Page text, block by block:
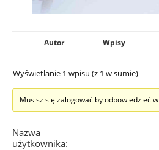
Autor Wpisy
Wyświetlanie 1 wpisu (z 1 w sumie)
Musisz się zalogować by odpowiedzieć
Nazwa
użytkownika: